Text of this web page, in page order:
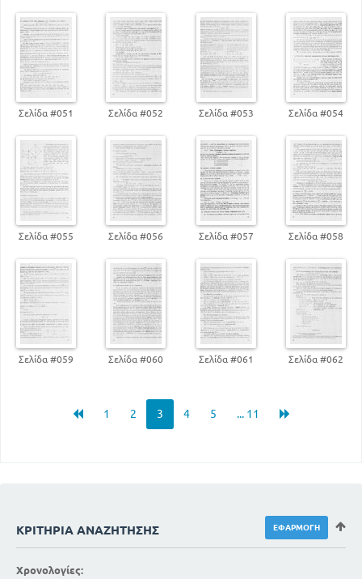
Σελίδα #051 Σελίδα #052 Σελίδα #053 Σελίδα #054
Σελίδα #055 Σελίδα #056 Σελίδα #057 Σελίδα #058
Σελίδα #059 Σελίδα #060 Σελίδα #061 Σελίδα #062
1 2 3 4 5 ... 11
ΚΡΙΤΉΡΙΑ ΑΝΑΖΉΤΗΣΗΣ
Χρονολογίες: